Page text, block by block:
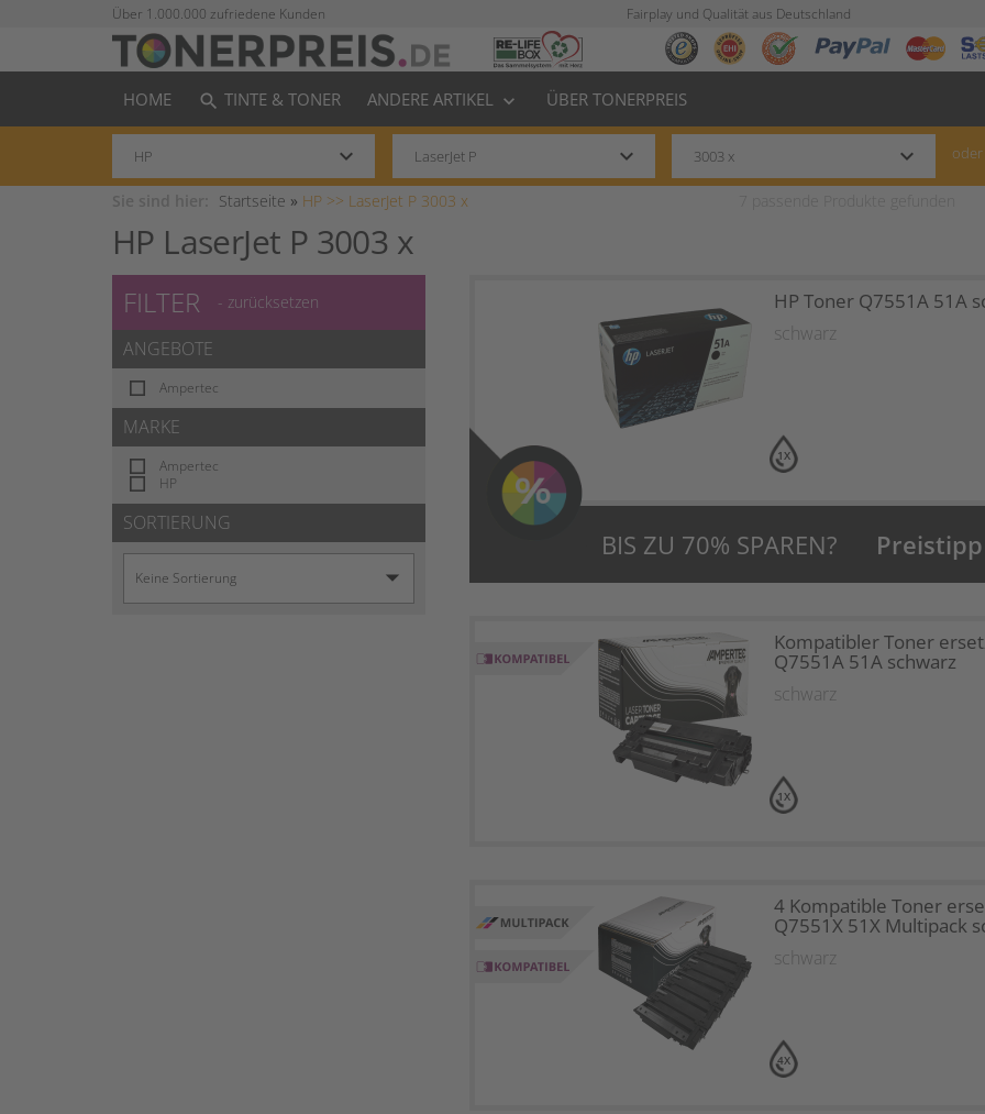
Über 1.000.000 zufriedene Kunden Fairplay und Qualität aus Deutschland
HOME search TINTE & TONER ANDERE ARTIKEL keyboard_arrow_down ÜBER TONERPREIS
keyboard_arrow_down keyboard_arrow_down keyboard_arrow_down oder
Startseite » HP >> LaserJet P 3003 x
HP LaserJet P 3003 x
FILTER - zurücksetzen
ANGEBOTE
Ampertec
MARKE
Ampertec
HP
SORTIERUNG
1X
HP Toner Q7551A 51A
schwarz
BIS ZU 70% SPAREN?
1X
Kompatibler Toner
Q7551A 51A schwarz
schwarz
4X
4 Kompatible Toner
Q7551X 51X Multipack
schwarz